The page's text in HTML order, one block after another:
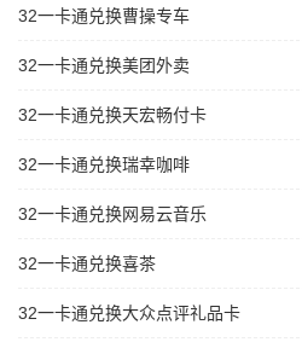
32一卡通兑换曹操专车
32一卡通兑换美团外卖
32一卡通兑换天宏畅付卡
32一卡通兑换瑞幸咖啡
32一卡通兑换网易云音乐
32一卡通兑换喜茶
32一卡通兑换大众点评礼品卡